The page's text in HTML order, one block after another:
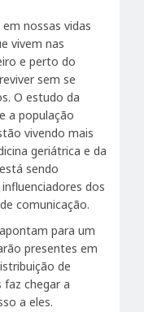
nossas vidas
vivem nas
e perto do
sem se
O estudo da
a população
vivendo mais
geriátrica e da
sendo
dos
comunicação.
para um
presentes em
de
chegar a
a eles.